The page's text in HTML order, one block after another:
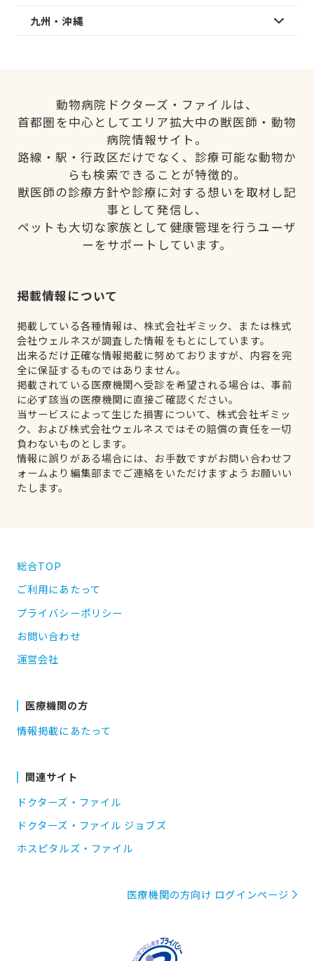
九州・沖縄
動物病院ドクターズ・ファイルは、
首都圏を中心としてエリア拡大中の獣医師・動物
病院情報サイト。
路線・駅・行政区だけでなく、診療可能な動物か
らも検索できることが特徴的。
獣医師の診療方針や診療に対する想いを取材し記
事として発信し、
ペットも大切な家族として健康管理を行うユーザ
ーをサポートしています。
掲載情報について
掲載している各種情報は、株式会社ギミック、または株式
会社ウェルネスが調査した情報をもとにしています。
出来るだけ正確な情報掲載に努めておりますが、内容を完
全に保証するものではありません。
掲載されている医療機関へ受診を希望される場合は、事前
に必ず該当の医療機関に直接ご確認ください。
当サービスによって生じた損害について、株式会社ギミッ
ク、および株式会社ウェルネスではその賠償の責任を一切
負わないものとします。
情報に誤りがある場合には、お手数ですがお問い合わせフ
ォームより編集部までご連絡をいただけますようお願いい
たします。
総合TOP
ご利用にあたって
プライバシーポリシー
お問い合わせ
運営会社
医療機関の方
情報掲載にあたって
関連サイト
ドクターズ・ファイル
ドクターズ・ファイル ジョブズ
ホスピタルズ・ファイル
医療機関の方向け ログインページ